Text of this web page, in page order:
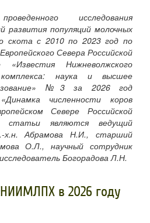
исследования
развития популяций молочных
скота с 2010 по 2023 год по
Севера Российской
Нижневолжского
комплекса: наука и высшее
№3 за 2026 год
численности коров
Севере Российской
статьи являются ведущий
х.н. Абрамова Н.И., старший
О.Л., научный сотрудник
Богорадова Л.Н.
в 2026 году